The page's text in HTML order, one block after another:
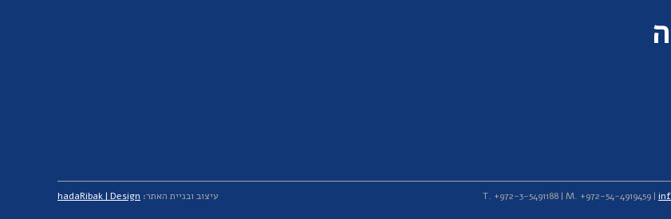
עיצוב ובניית האתר: hadaRibak | Design